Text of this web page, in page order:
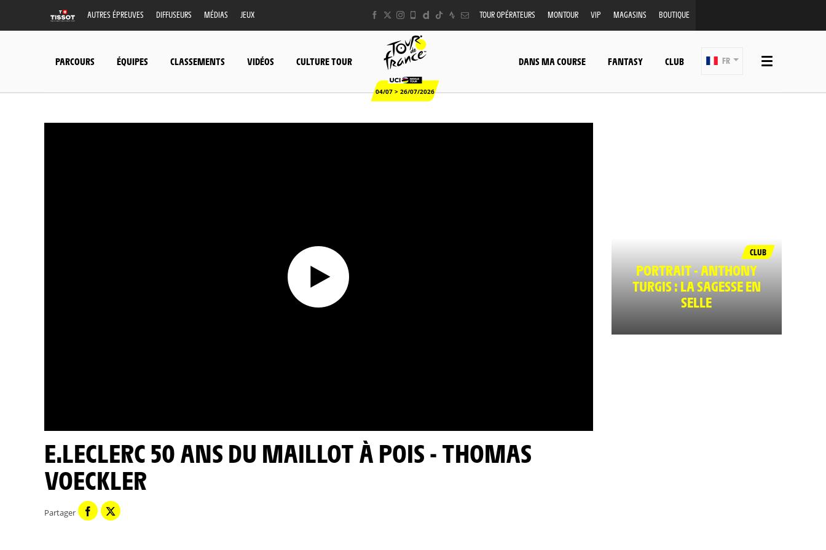
AUTRES ÉPREUVES DIFFUSEURS MÉDIAS JEUX TOUR OPÉRATEURS MONTOUR VIP MAGASINS BOUTIQUE
PARCOURS ÉQUIPES CLASSEMENTS VIDÉOS CULTURE TOUR
04/07 > 26/07/2026
DANS MA COURSE FANTASY CLUB FR
E.LECLERC 50 ANS DU MAILLOT À POIS - THOMAS
VOECKLER
Partager
CLUB
PORTRAIT - ANTHONY
TURGIS : LA SAGESSE EN
SELLE